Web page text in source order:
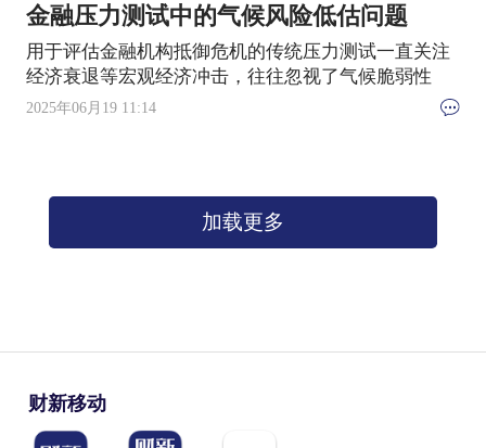
金融压力测试中的气候风险低估问题
用于评估金融机构抵御危机的传统压力测试一直关注
经济衰退等宏观经济冲击，往往忽视了气候脆弱性
2025年06月19 11:14
加载更多
财新移动